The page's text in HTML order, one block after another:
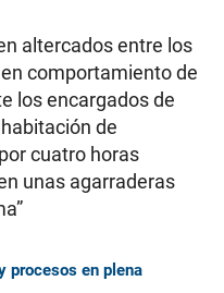
altercados entre los
comportamiento de
los encargados de
de
cuatro horas
unas agarraderas
procesos en plena